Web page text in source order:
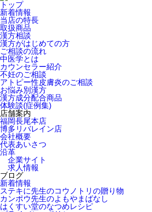
トップ
新着情報
当店の特長
取扱商品
漢方相談
漢方がはじめての方
ご相談の流れ
中医学とは
カウンセラー紹介
不妊のご相談
アトピー性皮膚炎のご相談
お悩み別漢方
漢方成分配合商品
体験談(症例集)
店舗案内
福岡長尾本店
博多リバレイン店
会社概要
代表あいさつ
沿革
企業サイト
求人情報
ブログ
新着情報
ステキに先生のコウノトリの贈り物
カンポウ先生のよもやまばなし
はくすい堂のなつめレシピ